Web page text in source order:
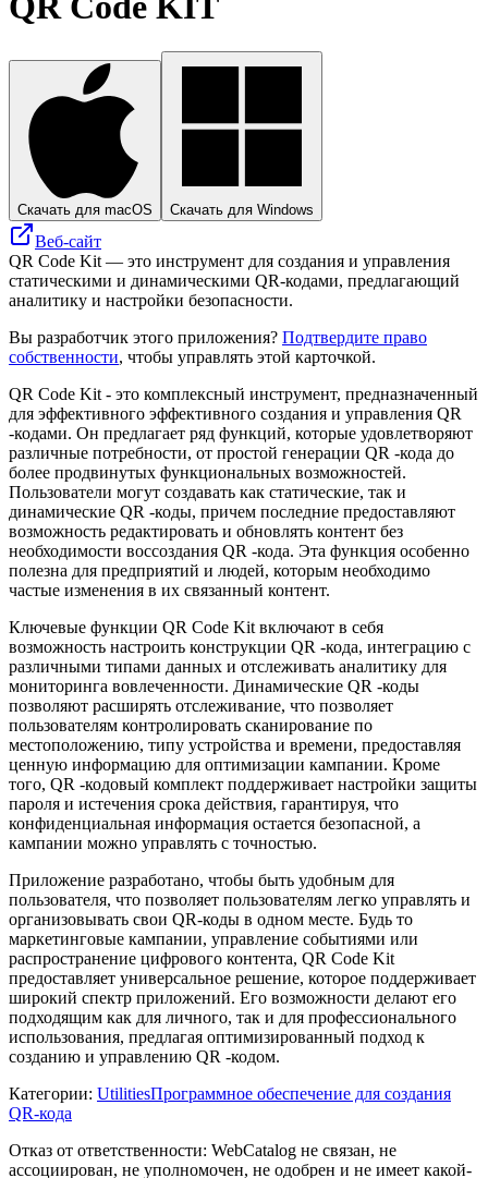
Скачать для macOS Скачать для Windows
Веб-сайт
QR Code Kit — это инструмент для создания и управления
статическими и динамическими QR-кодами, предлагающий
аналитику и настройки безопасности.
Вы разработчик этого приложения? Подтвердите право
собственности, чтобы управлять этой карточкой.
QR Code Kit - это комплексный инструмент, предназначенный
для эффективного эффективного создания и управления QR
-кодами. Он предлагает ряд функций, которые удовлетворяют
различные потребности, от простой генерации QR -кода до
более продвинутых функциональных возможностей.
Пользователи могут создавать как статические, так и
динамические QR -коды, причем последние предоставляют
возможность редактировать и обновлять контент без
необходимости воссоздания QR -кода. Эта функция особенно
полезна для предприятий и людей, которым необходимо
частые изменения в их связанный контент.
Ключевые функции QR Code Kit включают в себя
возможность настроить конструкции QR -кода, интеграцию с
различными типами данных и отслеживать аналитику для
мониторинга вовлеченности. Динамические QR -коды
позволяют расширять отслеживание, что позволяет
пользователям контролировать сканирование по
местоположению, типу устройства и времени, предоставляя
ценную информацию для оптимизации кампании. Кроме
того, QR -кодовый комплект поддерживает настройки защиты
пароля и истечения срока действия, гарантируя, что
конфиденциальная информация остается безопасной, а
кампании можно управлять с точностью.
Приложение разработано, чтобы быть удобным для
пользователя, что позволяет пользователям легко управлять и
организовывать свои QR-коды в одном месте. Будь то
маркетинговые кампании, управление событиями или
распространение цифрового контента, QR Code Kit
предоставляет универсальное решение, которое поддерживает
широкий спектр приложений. Его возможности делают его
подходящим как для личного, так и для профессионального
использования, предлагая оптимизированный подход к
созданию и управлению QR -кодом.
Категории: UtilitiesПрограммное обеспечение для создания
QR-кода
Отказ от ответственности: WebCatalog не связан, не
ассоциирован, не уполномочен, не одобрен и не имеет какой-